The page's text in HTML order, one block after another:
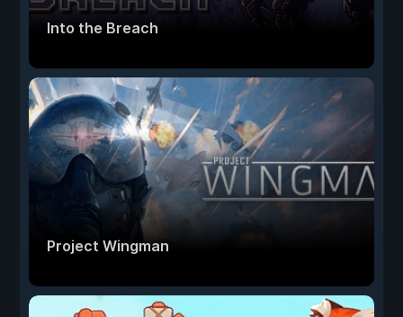
Into the Breach
Project Wingman